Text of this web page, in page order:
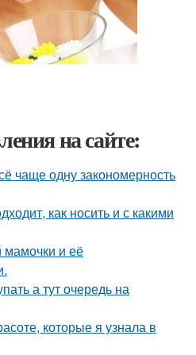
на сайте:
чаще одну закономерность
как носить и с какими
и её
а тут очередь на
которые я узнала в